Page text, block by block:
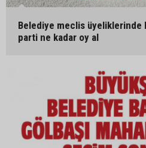
Belediye meclis üyeliklerinde
parti ne kadar oy al